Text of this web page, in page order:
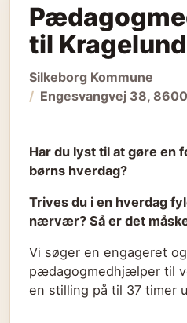
til
Silkeborg Kommune
Engesvangvej 38,
Har du lyst til at gøre en
børns hverdag?
Trives du i en hverdag
nærvær? Så er det
Vi søger en engageret
pædagogmedhjælper til
en stilling på til 37 timer